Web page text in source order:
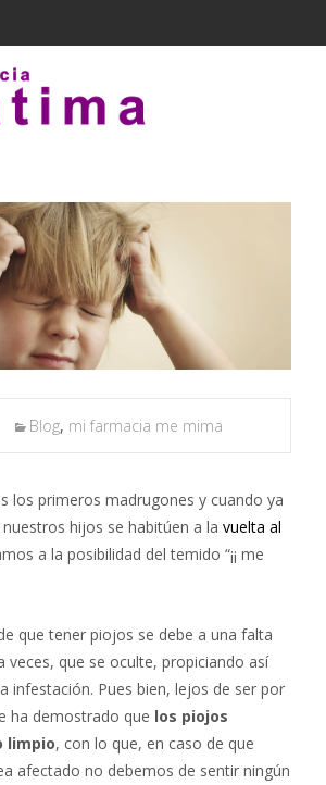
Blog, mi farmacia me mima
los primeros madrugones y cuando ya
hijos se habitúen a la vuelta al
a la posibilidad del temido “¡¡ me
que tener piojos se debe a una falta
veces, que se oculte, propiciando así
infestación. Pues bien, lejos de ser por
ha demostrado que los piojos
limpio, con lo que, en caso de que
afectado no debemos de sentir ningún